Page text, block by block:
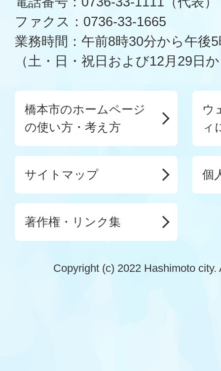
ファクス：0736-33-1665
業務時間：午前8時30分から午後
（土・日・祝日および12月29日
橋本市のホームページ
の使い方・考え方
ウ
ィ
サイトマップ 個
著作権・リンク集
Copyright (c) 2022 Hashimoto